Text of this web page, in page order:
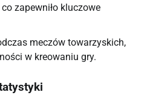
zapewniło kluczowe
meczów towarzyskich,
w kreowaniu gry.